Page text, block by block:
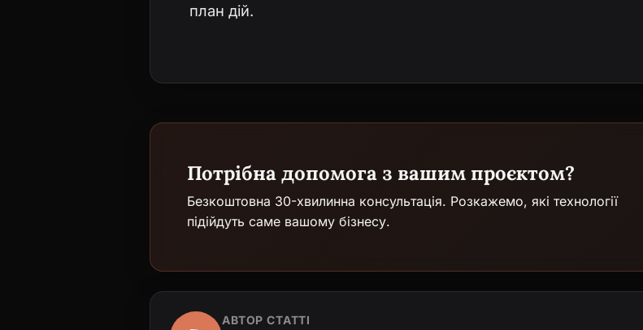
план дій.
Потрібна допомога з вашим проєктом?
Безкоштовна 30-хвилинна консультація. Розкажемо, які технології
підійдуть саме вашому бізнесу.
АВТОР СТАТТІ